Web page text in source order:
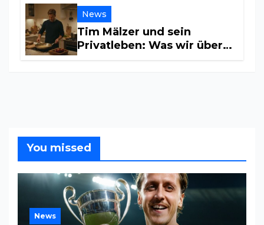
News
Tim Mälzer und sein
Privatleben: Was wir über
You missed
News